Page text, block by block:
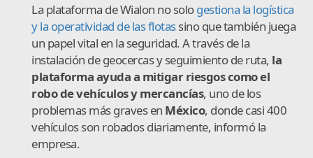
La plataforma de Wialon no sologestiona la logística
y la operatividad de las flotassino que también juega
un papel vital en la seguridad. A través de la
instalación de geocercas y seguimiento de ruta, la
plataforma ayuda a mitigar riesgos como el
robo de vehículos y mercancías, uno de los
problemas más graves en México, donde casi 400
vehículos son robados diariamente, informó la
empresa.